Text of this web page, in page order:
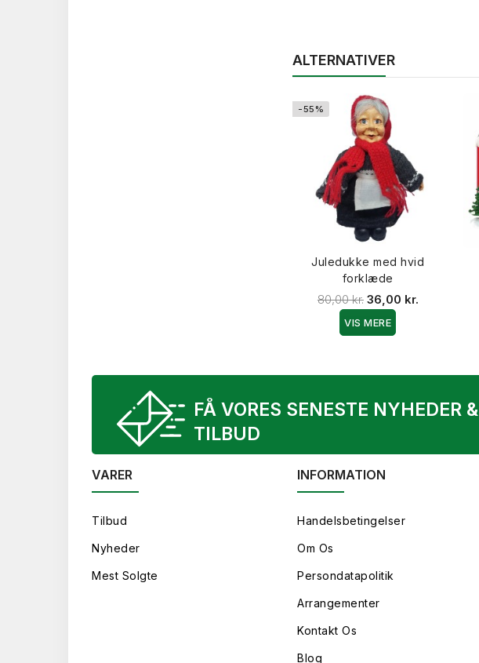
ALTERNATIVER
-55%
Juledukke med hvid
forklæde
80,00 kr. 36,00 kr.
VIS MERE
FÅ VORES SENESTE NYHEDER &
TILBUD
VARER
Tilbud
Nyheder
Mest Solgte
INFORMATION
Handelsbetingelser
Om Os
Persondatapolitik
Arrangementer
Kontakt Os
Blog